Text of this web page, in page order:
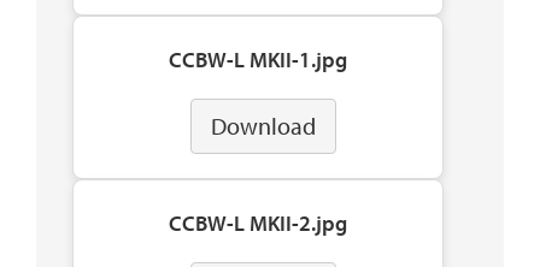
CCBW-L MKII-1.jpg
Download
CCBW-L MKII-2.jpg